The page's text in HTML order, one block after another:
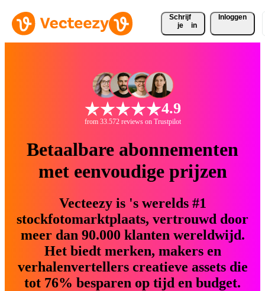
Schrijf
je
in
Inloggen
4.9
from 33.572 reviews on Trustpilot
Betaalbare abonnementen
met eenvoudige prijzen
Vecteezy is 's werelds #1
stockfotomarktplaats, vertrouwd door
meer dan 90.000 klanten wereldwijd.
Het biedt merken, makers en
verhalenvertellers creatieve assets die
tot 76% besparen op tijd en budget.